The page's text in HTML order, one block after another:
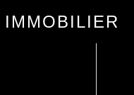
IMMOBILIER